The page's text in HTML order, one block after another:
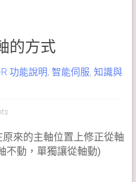
的方式
功能說明, 智能伺服, 知識與
來的主軸位置上修正從軸
不動，單獨讓從軸動)